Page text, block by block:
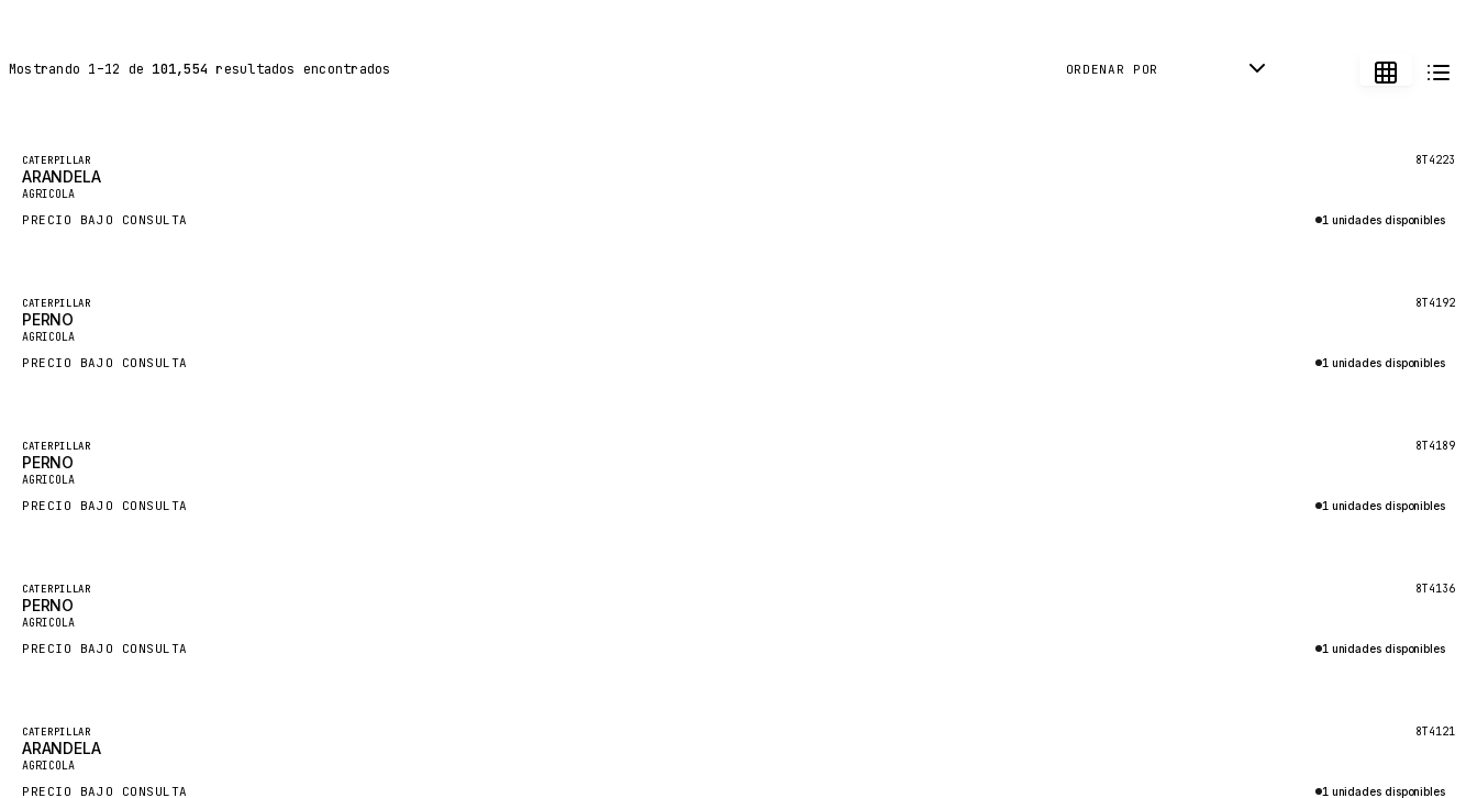
BALDWIN
SANY
HIDROMEK
BOSCH
HYBEL
KALMAR
SDLG
GAME
DOOSAN
Mostrando 1–12 de 101,554 resultados encontrados ORDENAR POR
Destacado
Nuevo
CATERPILLAR 8T4223
ARANDELA
AGRICOLA
PRECIO BAJO CONSULTA 1 unidades disponibles
Destacado
Nuevo
CATERPILLAR 8T4192
PERNO
AGRICOLA
PRECIO BAJO CONSULTA 1 unidades disponibles
Destacado
Nuevo
CATERPILLAR 8T4189
PERNO
AGRICOLA
PRECIO BAJO CONSULTA 1 unidades disponibles
Destacado
Nuevo
CATERPILLAR 8T4136
PERNO
AGRICOLA
PRECIO BAJO CONSULTA 1 unidades disponibles
Destacado
Nuevo
CATERPILLAR 8T4121
ARANDELA
AGRICOLA
PRECIO BAJO CONSULTA 1 unidades disponibles